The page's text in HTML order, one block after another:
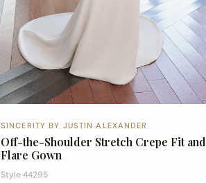
SINCERITY BY JUSTIN ALEXANDER
Off-the-Shoulder Stretch Crepe Fit and
Flare Gown
Style 44295